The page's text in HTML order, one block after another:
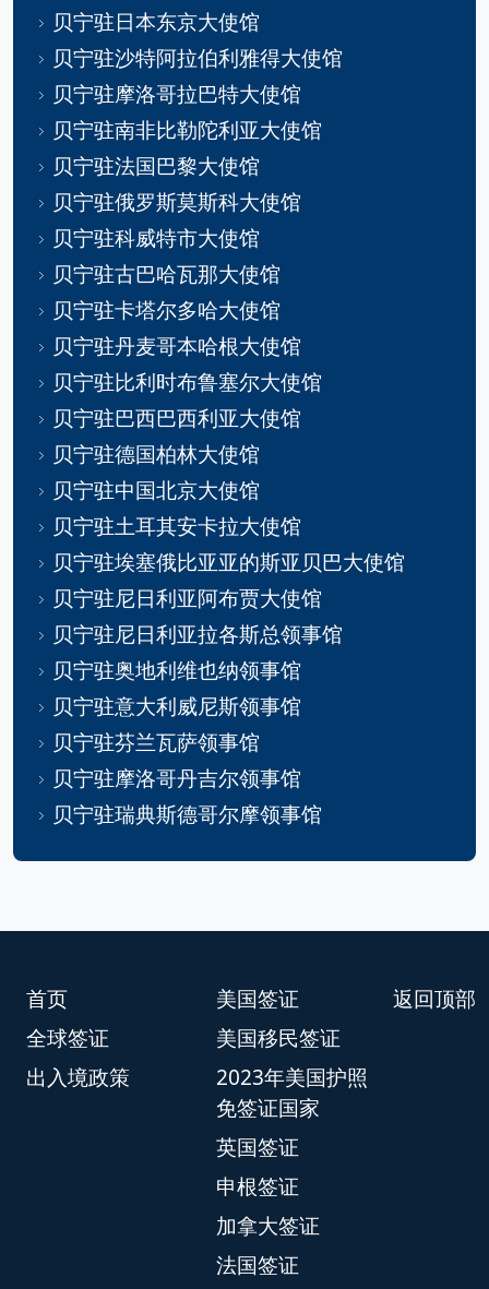
贝宁驻日本东京大使馆
贝宁驻沙特阿拉伯利雅得大使馆
贝宁驻摩洛哥拉巴特大使馆
贝宁驻南非比勒陀利亚大使馆
贝宁驻法国巴黎大使馆
贝宁驻俄罗斯莫斯科大使馆
贝宁驻科威特市大使馆
贝宁驻古巴哈瓦那大使馆
贝宁驻卡塔尔多哈大使馆
贝宁驻丹麦哥本哈根大使馆
贝宁驻比利时布鲁塞尔大使馆
贝宁驻巴西巴西利亚大使馆
贝宁驻德国柏林大使馆
贝宁驻中国北京大使馆
贝宁驻土耳其安卡拉大使馆
贝宁驻埃塞俄比亚亚的斯亚贝巴大使馆
贝宁驻尼日利亚阿布贾大使馆
贝宁驻尼日利亚拉各斯总领事馆
贝宁驻奥地利维也纳领事馆
贝宁驻意大利威尼斯领事馆
贝宁驻芬兰瓦萨领事馆
贝宁驻摩洛哥丹吉尔领事馆
贝宁驻瑞典斯德哥尔摩领事馆
返回顶部
首页
全球签证
出入境政策
美国签证
美国移民签证
2023年美国护照
免签证国家
英国签证
申根签证
加拿大签证
法国签证